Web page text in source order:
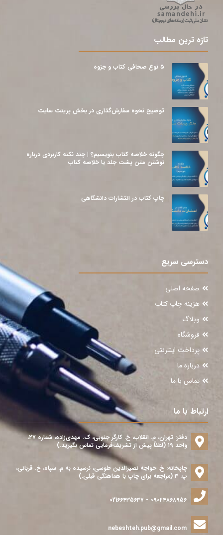
تازه ترین مطالب
۵ نوع صحافی کتاب و جزوه
توضیح نحوه سفارش‌گذاری در بخش پرینت سایت
چگونه خلاصه کتاب بنویسیم؟ | چند نکته کاربردی درباره
نوشتن متن پشت جلد یا خلاصه کتاب
چاپ کتاب در انتشارات دانشگاهی
دسترسی سریع
صفحه اصلی
هزینه چاپ کتاب
وبلاگ
فروشگاه
پرداخت اینترنتی
درباره ما
تماس با ما
ارتباط با ما
دفتر: تهران، م. انقلاب، خ. کارگر جنوبی، ک. مهدی‌زاده، شماره ۲۷،
واحد ۱۹ (لطفاً پیش از تشریف‌فرمایی تماس بگیرید.)
چاپخانه: خ. خواجه نصیرالدین طوسی، نرسیده به م. سپاه، خ. قربانی،
پ. ۳ (مراجعه برای چاپ با هماهنگی قبلی.)
۰۹۰۲۴۸۶۸۹۵۶ - 021۶۶۴۳۵۶۳۷
nebeshteh.pub@gmail.com